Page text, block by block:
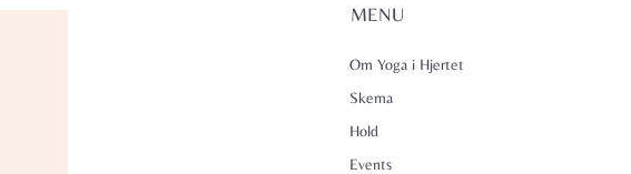
MENU
Om Yoga i Hjertet
Skema
Hold
Events